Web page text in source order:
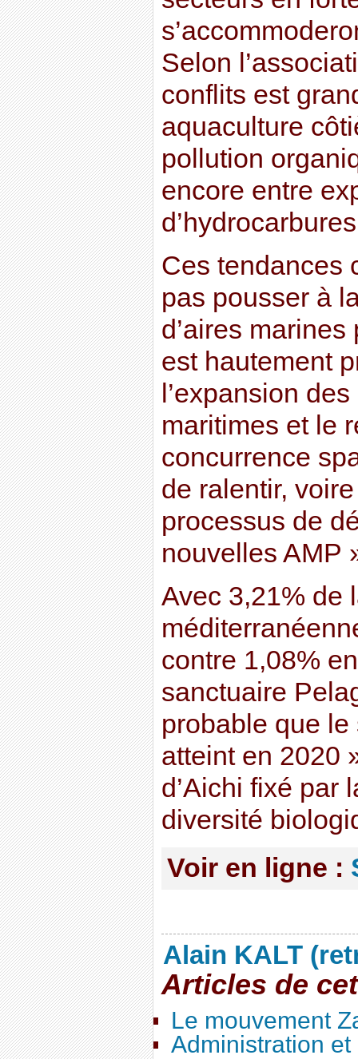
Selon
conflits est
aquaculture
pollution
encore entre
Ces tendances
pas pousser à
d’aires
est hautement
l’expansion
maritimes et le
concurrence
de ralentir,
processus de
nouvelles AMP
Avec 3,21% de
contre 1,08%
sanctuaire
probable que
atteint en 2020
d’Aichi fixé par
diversité
Voir en ligne :
Alain KALT
Articles de
Le mouvement
Administration